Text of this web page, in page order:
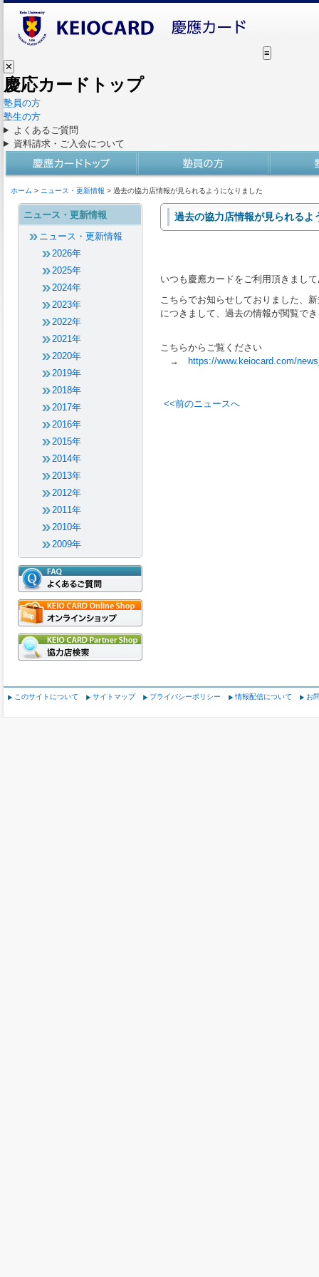
≡
✕
慶応カードトップ
塾員の方
塾生の方
よくあるご質問
資料請求・ご入会について
ホーム > ニュース・更新情報 > 過去の協力店情報が見られるようになりました
ニュース・更新情報
ニュース・更新情報
2026年
2025年
2024年
2023年
2022年
2021年
2020年
2019年
2018年
2017年
2016年
2015年
2014年
2013年
2012年
2011年
2010年
2009年
過去の協力店情報が見られるよ
いつも慶應カードをご利用頂きまし
こちらでお知らせしておりました、
につきまして、過去の情報が閲覧で
こちらからご覧ください
→
https://www.keiocard.com/
<<前のニュースへ
このサイトについて サイトマップ プライバシーポリシー 情報配信について お